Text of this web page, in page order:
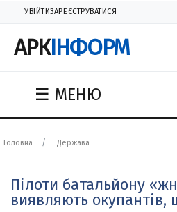
УВІЙТИЗАРЕЄСТРУВАТИСЯ
АРКІНФОРМ
☰ МЕНЮ
Головна Держава
Пілоти батальйону
виявляють